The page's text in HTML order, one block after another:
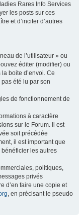
Rares Info Services
les posts sur ces
et d’inciter d’autres
de l’utilisateur » ou
éditer (modifier) ou
boite d’envoi. Ce
pas été lu par son
de fonctionnement de
à caractère
sur le Forum. Il est
soit précédée
il est important que
les autres
politiques,
privés
d’en faire une copie et
, en précisant le pseudo